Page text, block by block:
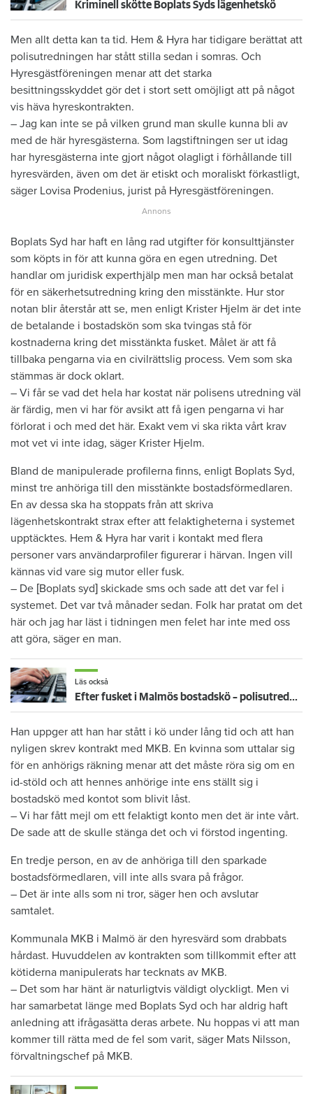
Kriminell skötte Boplats Syds lägenhetskö
Men allt detta kan ta tid. Hem & Hyra har tidigare berättat att
polisutredningen har stått stilla sedan i somras. Och
Hyresgästföreningen menar att det starka
besittningsskyddet gör det i stort sett omöjligt att på något
vis häva hyreskontrakten.
– Jag kan inte se på vilken grund man skulle kunna bli av
med de här hyresgästerna. Som lagstiftningen ser ut idag
har hyresgästerna inte gjort något olagligt i förhållande till
hyresvärden, även om det är etiskt och moraliskt förkastligt,
säger Lovisa Prodenius, jurist på Hyresgästföreningen.
Boplats Syd har haft en lång rad utgifter för konsulttjänster
som köpts in för att kunna göra en egen utredning. Det
handlar om juridisk experthjälp men man har också betalat
för en säkerhetsutredning kring den misstänkte. Hur stor
notan blir återstår att se, men enligt Krister Hjelm är det inte
de betalande i bostadskön som ska tvingas stå för
kostnaderna kring det misstänkta fusket. Målet är att få
tillbaka pengarna via en civilrättslig process. Vem som ska
stämmas är dock oklart.
– Vi får se vad det hela har kostat när polisens utredning väl
är färdig, men vi har för avsikt att få igen pengarna vi har
förlorat i och med det här. Exakt vem vi ska rikta vårt krav
mot vet vi inte idag, säger Krister Hjelm.
Bland de manipulerade profilerna finns, enligt Boplats Syd,
minst tre anhöriga till den misstänkte bostadsförmedlaren.
En av dessa ska ha stoppats från att skriva
lägenhetskontrakt strax efter att felaktigheterna i systemet
upptäcktes. Hem & Hyra har varit i kontakt med flera
personer vars användarprofiler figurerar i härvan. Ingen vill
kännas vid vare sig mutor eller fusk.
– De [Boplats syd] skickade sms och sade att det var fel i
systemet. Det var två månader sedan. Folk har pratat om det
här och jag har läst i tidningen men felet har inte med oss
att göra, säger en man.
Läs också
Efter fusket i Malmös bostadskö – polisutredningen står still
Han uppger att han har stått i kö under lång tid och att han
nyligen skrev kontrakt med MKB. En kvinna som uttalar sig
för en anhörigs räkning menar att det måste röra sig om en
id-stöld och att hennes anhörige inte ens ställt sig i
bostadskö med kontot som blivit låst.
– Vi har fått mejl om ett felaktigt konto men det är inte vårt.
De sade att de skulle stänga det och vi förstod ingenting.
En tredje person, en av de anhöriga till den sparkade
bostadsförmedlaren, vill inte alls svara på frågor.
– Det är inte alls som ni tror, säger hen och avslutar
samtalet.
Kommunala MKB i Malmö är den hyresvärd som drabbats
hårdast. Huvuddelen av kontrakten som tillkommit efter att
kötiderna manipulerats har tecknats av MKB.
– Det som har hänt är naturligtvis väldigt olyckligt. Men vi
har samarbetat länge med Boplats Syd och har aldrig haft
anledning att ifrågasätta deras arbete. Nu hoppas vi att man
kommer till rätta med de fel som varit, säger Mats Nilsson,
förvaltningschef på MKB.